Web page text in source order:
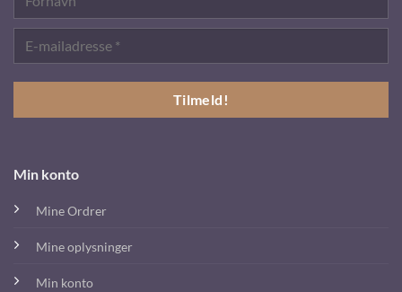
Min konto
Mine Ordrer
Mine oplysninger
Min konto